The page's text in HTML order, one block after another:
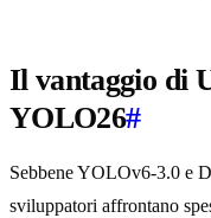
Il vantaggio di
YOLO26#
Sebbene YOLOv6-3.0 e
sviluppatori affrontano